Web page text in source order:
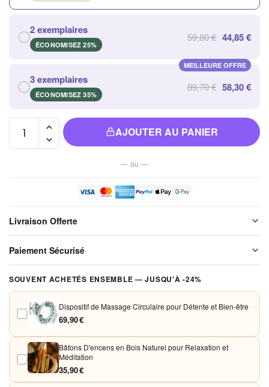
2 exemplaires
ÉCONOMISEZ 25%
59,80 € 44,85 €
MEILLEURE OFFRE
3 exemplaires
ÉCONOMISEZ 35%
89,70 € 58,30 €
Améliorez
votre
Circulation
Sanguine
AJOUTER AU PANIER
— ou —
Livraison Offerte
soigneusement emballé avant expédition. Aucun frais de port, jamais.
Paiement Sécurisé
acceptons Visa, Mastercard, PayPal et Apple Pay. Aucune donnée
bancaire n'est conservée sur nos serveurs.
SOUVENT ACHETÉS ENSEMBLE — JUSQU'À -24%
Dispositif de Massage Circulaire pour Détente et Bien-être
69,90 €
Bâtons D'encens en Bois Naturel pour Relaxation et
Méditation
35,90 €